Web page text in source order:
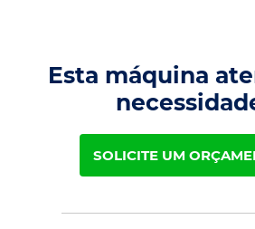
Esta máquina
SOLICITE UM